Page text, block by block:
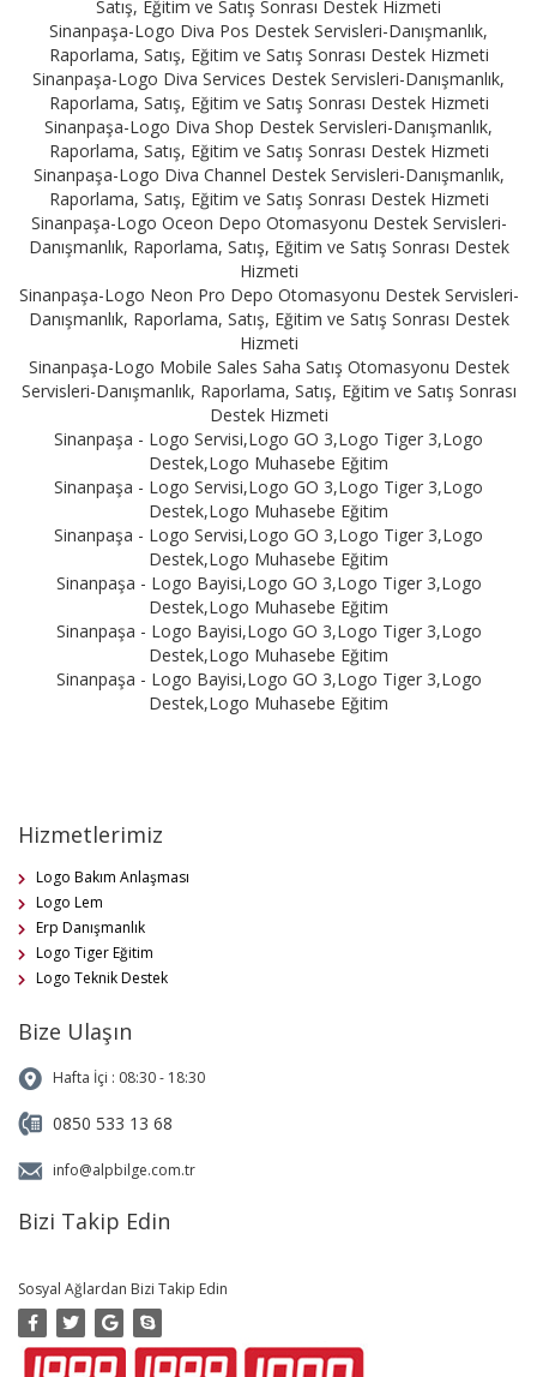
Satış, Eğitim ve Satış Sonrası Destek Hizmeti
Sinanpaşa-Logo Diva Pos Destek Servisleri-Danışmanlık,
Raporlama, Satış, Eğitim ve Satış Sonrası Destek Hizmeti
Sinanpaşa-Logo Diva Services Destek Servisleri-Danışmanlık,
Raporlama, Satış, Eğitim ve Satış Sonrası Destek Hizmeti
Sinanpaşa-Logo Diva Shop Destek Servisleri-Danışmanlık,
Raporlama, Satış, Eğitim ve Satış Sonrası Destek Hizmeti
Sinanpaşa-Logo Diva Channel Destek Servisleri-Danışmanlık,
Raporlama, Satış, Eğitim ve Satış Sonrası Destek Hizmeti
Sinanpaşa-Logo Oceon Depo Otomasyonu Destek Servisleri-
Danışmanlık, Raporlama, Satış, Eğitim ve Satış Sonrası Destek
Hizmeti
Sinanpaşa-Logo Neon Pro Depo Otomasyonu Destek Servisleri-
Danışmanlık, Raporlama, Satış, Eğitim ve Satış Sonrası Destek
Hizmeti
Sinanpaşa-Logo Mobile Sales Saha Satış Otomasyonu Destek
Servisleri-Danışmanlık, Raporlama, Satış, Eğitim ve Satış Sonrası
Destek Hizmeti
Sinanpaşa - Logo Servisi,Logo GO 3,Logo Tiger 3,Logo
Destek,Logo Muhasebe Eğitim
Sinanpaşa - Logo Servisi,Logo GO 3,Logo Tiger 3,Logo
Destek,Logo Muhasebe Eğitim
Sinanpaşa - Logo Servisi,Logo GO 3,Logo Tiger 3,Logo
Destek,Logo Muhasebe Eğitim
Sinanpaşa - Logo Bayisi,Logo GO 3,Logo Tiger 3,Logo
Destek,Logo Muhasebe Eğitim
Sinanpaşa - Logo Bayisi,Logo GO 3,Logo Tiger 3,Logo
Destek,Logo Muhasebe Eğitim
Sinanpaşa - Logo Bayisi,Logo GO 3,Logo Tiger 3,Logo
Destek,Logo Muhasebe Eğitim
Hizmetlerimiz
Logo Bakım Anlaşması
Logo Lem
Erp Danışmanlık
Logo Tiger Eğitim
Logo Teknik Destek
Bize Ulaşın
Hafta İçi : 08:30 - 18:30
0850 533 13 68
info@alpbilge.com.tr
Bizi Takip Edin
Sosyal Ağlardan Bizi Takip Edin